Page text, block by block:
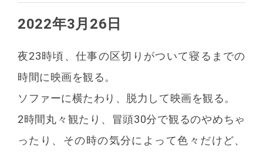
2022年3月26日
夜23時頃、仕事の区切りがついて寝るまでの
時間に映画を観る。
ソファーに横たわり、脱力して映画を観る。
2時間丸々観たり、冒頭30分で観るのやめちゃ
ったり、その時の気分によって色々だけど、